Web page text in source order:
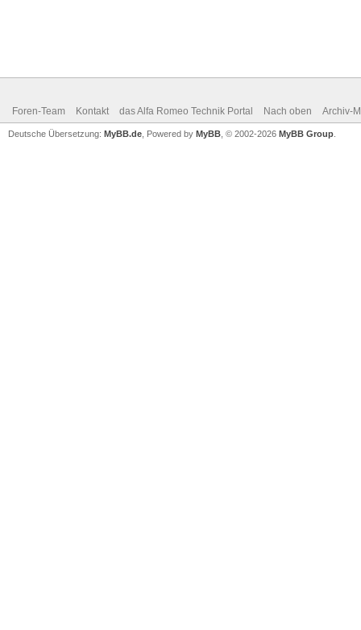
Foren-Team Kontakt das Alfa Romeo Technik Portal Nach oben Archiv-
Deutsche Übersetzung: MyBB.de , Powered by MyBB , © 2002-2026 MyBB Group